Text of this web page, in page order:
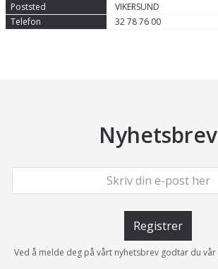
VIKERSUND
32 78 76 00
Nyhetsbrev
Registrer
Ved å melde deg på vårt nyhetsbrev godtar du vår